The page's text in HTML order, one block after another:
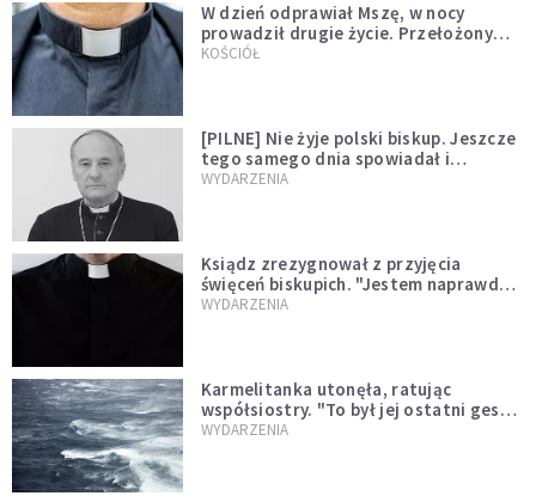
W dzień odprawiał Mszę, w nocy
prowadził drugie życie. Przełożony
kazał mu opuścić zakon
KOŚCIÓŁ
[PILNE] Nie żyje polski biskup. Jeszcze
tego samego dnia spowiadał i
sprawował Mszę świętą
WYDARZENIA
Ksiądz zrezygnował z przyjęcia
święceń biskupich. "Jestem naprawdę
niegodny"
WYDARZENIA
Karmelitanka utonęła, ratując
współsiostry. "To był jej ostatni gest
miłości"
WYDARZENIA